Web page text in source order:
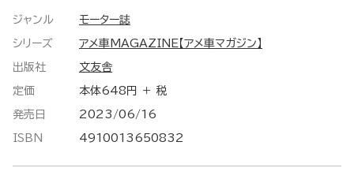
ジャンル モーター誌
シリーズ アメ車MAGAZINE【アメ車マガジン】
出版社 文友舎
定価 本体648円 ＋ 税
発売日 2023/06/16
ISBN 4910013650832